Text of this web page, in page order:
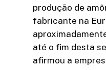
produção de
fabricante na
até o fim desta
afirmou a